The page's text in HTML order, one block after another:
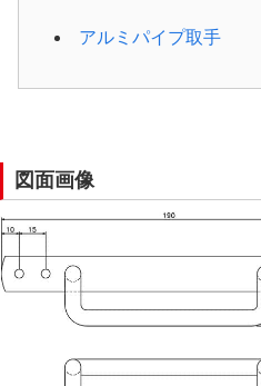
アルミパイプ取手
図面画像